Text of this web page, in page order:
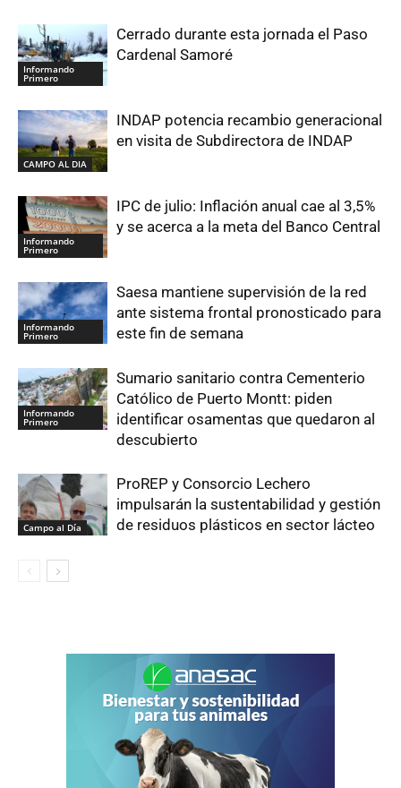
Informando
Primero
Cerrado durante esta jornada el Paso
Cardenal Samoré
CAMPO AL DIA
INDAP potencia recambio generacional
en visita de Subdirectora de INDAP
Informando
Primero
IPC de julio: Inflación anual cae al 3,5%
y se acerca a la meta del Banco Central
Informando
Primero
Saesa mantiene supervisión de la red
ante sistema frontal pronosticado para
este fin de semana
Informando
Primero
Sumario sanitario contra Cementerio
Católico de Puerto Montt: piden
identificar osamentas que quedaron al
descubierto
Campo al Día
ProREP y Consorcio Lechero
impulsarán la sustentabilidad y gestión
de residuos plásticos en sector lácteo